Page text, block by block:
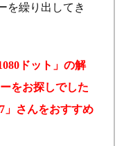
を繰り出してき
ドット」の解
をお探しでした
」さんをおすすめ